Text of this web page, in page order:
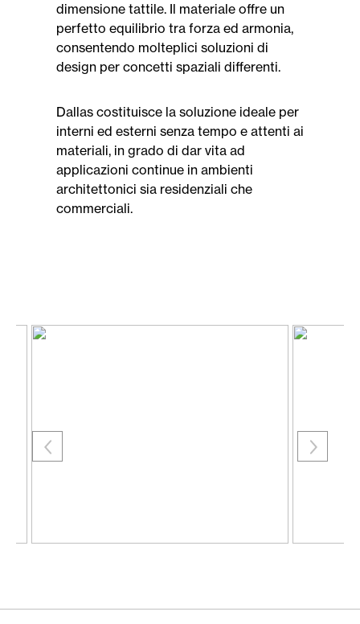
dimensione tattile. Il materiale offre un
perfetto equilibrio tra forza ed armonia,
consentendo molteplici soluzioni di
design per concetti spaziali differenti.
Dallas costituisce la soluzione ideale per
interni ed esterni senza tempo e attenti ai
materiali, in grado di dar vita ad
applicazioni continue in ambienti
architettonici sia residenziali che
commerciali.